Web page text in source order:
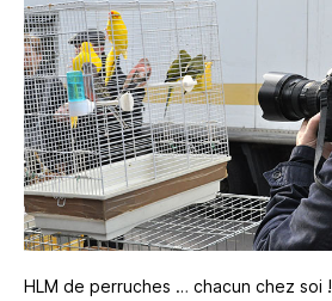
HLM de perruches … chacun chez soi !